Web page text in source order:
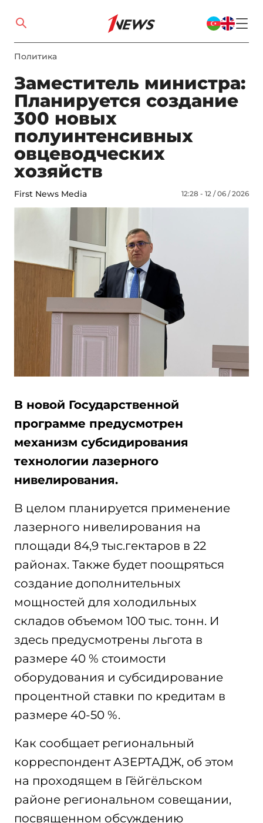
Политика
Заместитель министра:
Планируется создание
300 новых
полуинтенсивных
овцеводческих
хозяйств
First News Media 12:28 - 12 / 06 / 2026
В новой Государственной
программе предусмотрен
механизм субсидирования
технологии лазерного
нивелирования.
В целом планируется применение
лазерного нивелирования на
площади 84,9 тыс.гектаров в 22
районах. Также будет поощряться
создание дополнительных
мощностей для холодильных
складов объемом 100 тыс. тонн. И
здесь предусмотрены льгота в
размере 40 % стоимости
оборудования и субсидирование
процентной ставки по кредитам в
размере 40-50 %.
Как сообщает региональный
корреспондент АЗЕРТАДЖ, об этом
на проходящем в Гёйгёльском
районе региональном совещании,
посвященном обсуждению